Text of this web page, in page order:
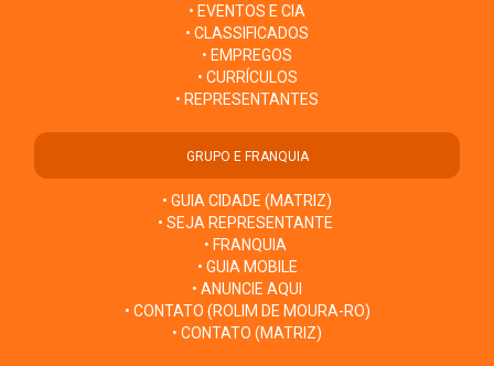
• EVENTOS E CIA
• CLASSIFICADOS
• EMPREGOS
• CURRÍCULOS
• REPRESENTANTES
GRUPO E FRANQUIA
• GUIA CIDADE (MATRIZ)
• SEJA REPRESENTANTE
• FRANQUIA
• GUIA MOBILE
• ANUNCIE AQUI
• CONTATO (ROLIM DE MOURA-RO)
• CONTATO (MATRIZ)